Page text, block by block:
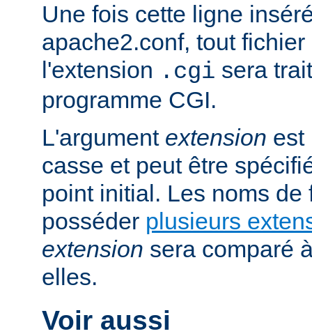
Une fois cette ligne
apache2.conf, tout
l'extension .cgi sera
programme CGI.
L'argument extension est
casse et peut être
point initial. Les noms de
posséder plusieurs
extension sera comparé
elles.
Voir aussi